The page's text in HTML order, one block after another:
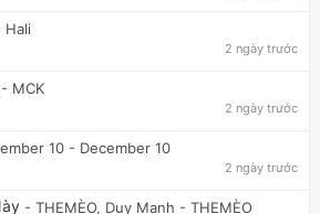
Hali
2 ngày trước
- MCK
2 ngày trước
10 - December 10
2 ngày trước
- THEMÈO, Duy Mạnh - THEMÈO